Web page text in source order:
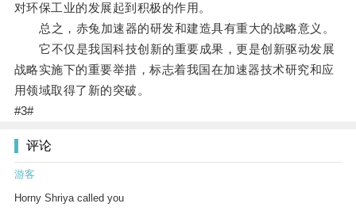
对环保工业的发展起到积极的作用。
总之，赤兔加速器的研发和建造具有重大的战略意义。
它不仅是我国科技创新的重要成果，更是创新驱动发展
战略实施下的重要举措，标志着我国在加速器技术研究和应
用领域取得了新的突破。
#3#
评论
游客
Horny Shriya called you